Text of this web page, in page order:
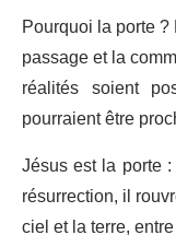
Pourquoi la porte
passage et la
réalités soient
pourraient être
Jésus est la porte
résurrection, il
ciel et la terre,